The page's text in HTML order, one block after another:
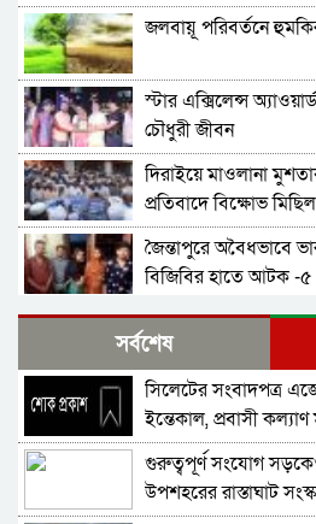
জলবায়ূ পরিবর্তনে
স্টার এক্সিলেন্স
চৌধুরী জীবন
দিরাইয়ে মাওলানা
প্রতিবাদে বিক্ষোভ
জৈন্তাপুরে অবৈধভাবে
বিজিবির হাতে আটক -৫
সিলেটে জুলাই
সহিদদের স্বরনে স্থাপিত
জগন্নাথপুরে পলাতক
জগন্নাথপুরের
ঘটতে পারে অনাকাঙ্খিত
সর্বশেষ
সিলেটের সংবাদপত্র
ইন্তেকাল, প্রবাসী
শোক
গুরুত্বপূর্ণ সংযোগ
উপশহরের রাস্তাঘাট